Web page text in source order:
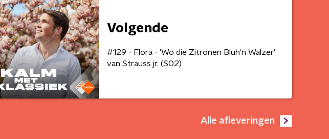
Volgende
#129 - Flora - 'Wo die Zitronen Bluh'n Walzer'
van Strauss jr. (S02)
Alle afleveringen